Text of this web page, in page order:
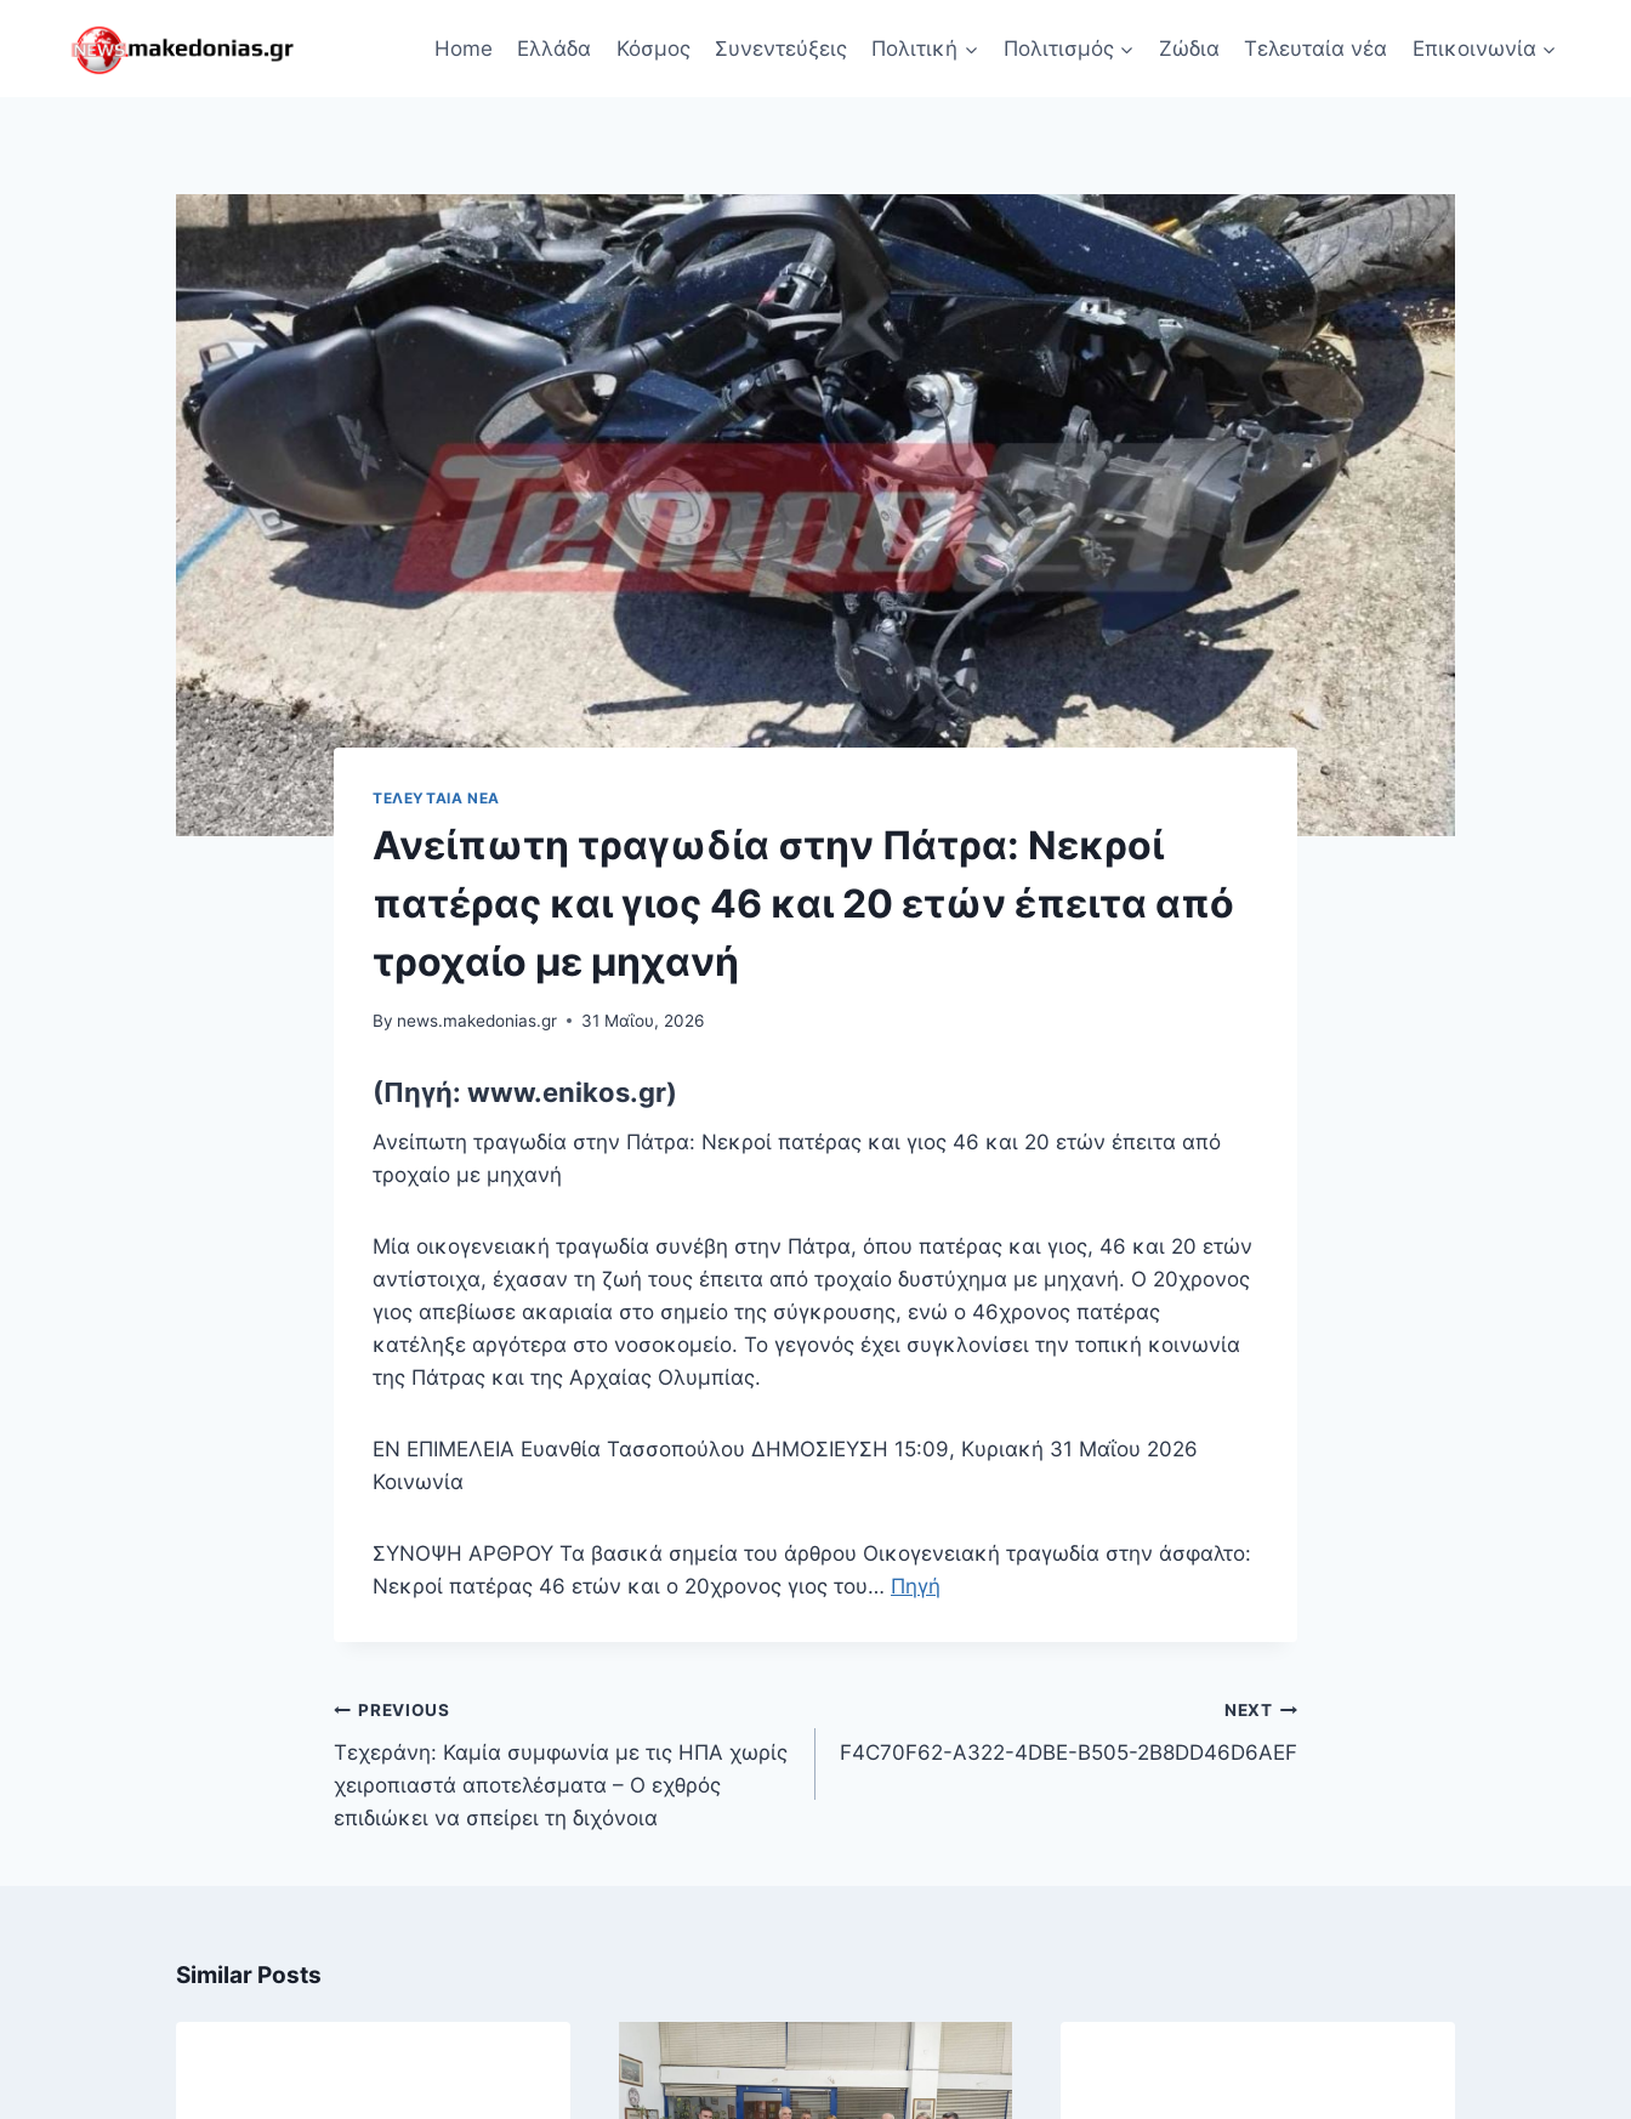
Home Ελλάδα Κόσμος Συνεντεύξεις Πολιτική Πολιτισμός Ζώδια Τελευταία νέα Επικοινωνία
ΤΕΛΕΥΤΑΊΑ ΝΈΑ
Ανείπωτη τραγωδία στην Πάτρα: Νεκροί
πατέρας και γιος 46 και 20 ετών έπειτα από
τροχαίο με μηχανή
By news.makedonias.gr 31 Μαΐου, 2026
(Πηγή: www.enikos.gr)
Ανείπωτη τραγωδία στην Πάτρα: Νεκροί πατέρας και γιος 46 και 20 ετών έπειτα από
τροχαίο με μηχανή
Μία οικογενειακή τραγωδία συνέβη στην Πάτρα, όπου πατέρας και γιος, 46 και 20 ετών
αντίστοιχα, έχασαν τη ζωή τους έπειτα από τροχαίο δυστύχημα με μηχανή. Ο 20χρονος
γιος απεβίωσε ακαριαία στο σημείο της σύγκρουσης, ενώ ο 46χρονος πατέρας
κατέληξε αργότερα στο νοσοκομείο. Το γεγονός έχει συγκλονίσει την τοπική κοινωνία
της Πάτρας και της Αρχαίας Ολυμπίας.
EN ΕΠΙΜΕΛΕΙΑ Ευανθία Τασσοπούλου ΔΗΜΟΣΙΕΥΣΗ 15:09, Κυριακή 31 Μαΐου 2026
Κοινωνία
ΣΥΝΟΨΗ ΑΡΘΡΟΥ Τα βασικά σημεία του άρθρου Οικογενειακή τραγωδία στην άσφαλτο:
Νεκροί πατέρας 46 ετών και ο 20χρονος γιος του… Πηγή
Πλοήγηση
άρθρων
PREVIOUS
Τεχεράνη: Καμία συμφωνία με τις ΗΠΑ χωρίς
χειροπιαστά αποτελέσματα – Ο εχθρός
επιδιώκει να σπείρει τη διχόνοια
NEXT
F4C70F62-A322-4DBE-B505-2B8DD46D6AEF
Similar Posts